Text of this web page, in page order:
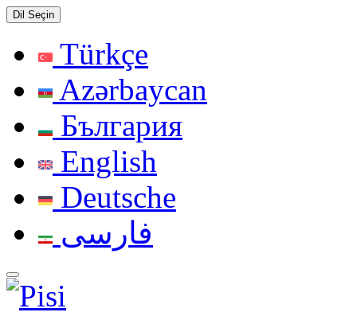
Dil Seçin
Türkçe
Azərbaycan
България
English
Deutsche
فارسی